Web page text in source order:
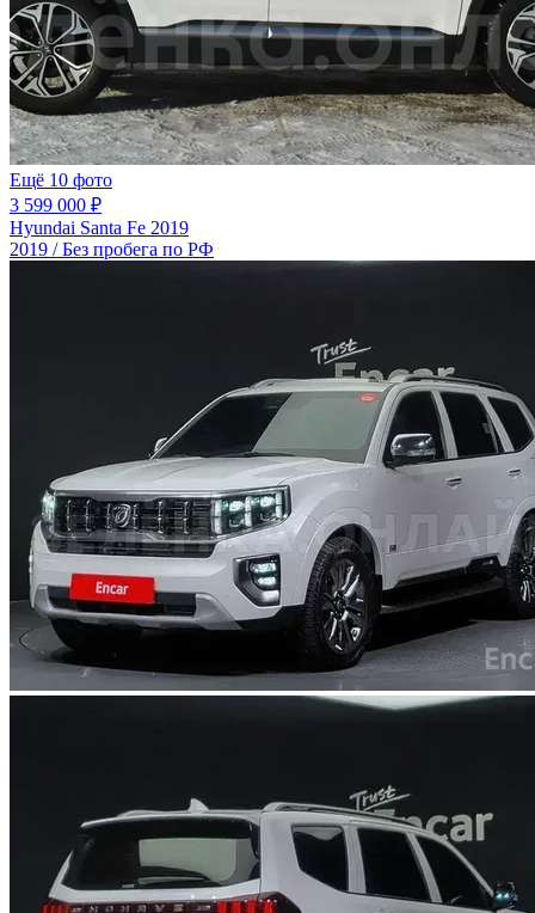
Ещё 10 фото
3 599 000 ₽
Hyundai Santa Fe 2019
2019 / Без пробега по РФ